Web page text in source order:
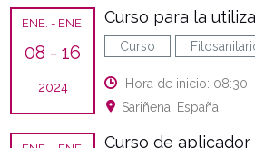
ENE. - ENE.
08 - 16
2024
Curso para la
Curso
Hora de inicio: 08:30
Sariñena, España
Curso de